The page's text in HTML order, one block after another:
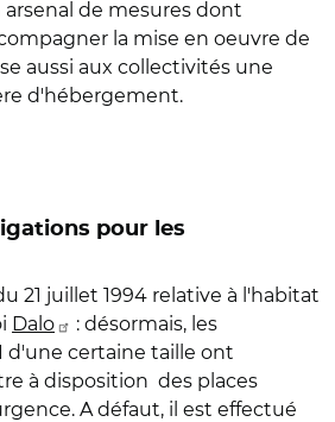
de mesures dont
la mise en oeuvre de
aussi aux collectivités une
d'hébergement.
pour les
21 juillet 1994 relative à l'habitat
Dalo
: désormais, les
d'une certaine taille ont
à disposition des places
A défaut, il est effectué